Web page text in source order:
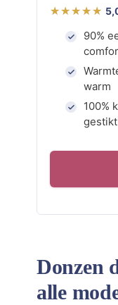
90%
warm
100%
gestikt
Donzen
alle